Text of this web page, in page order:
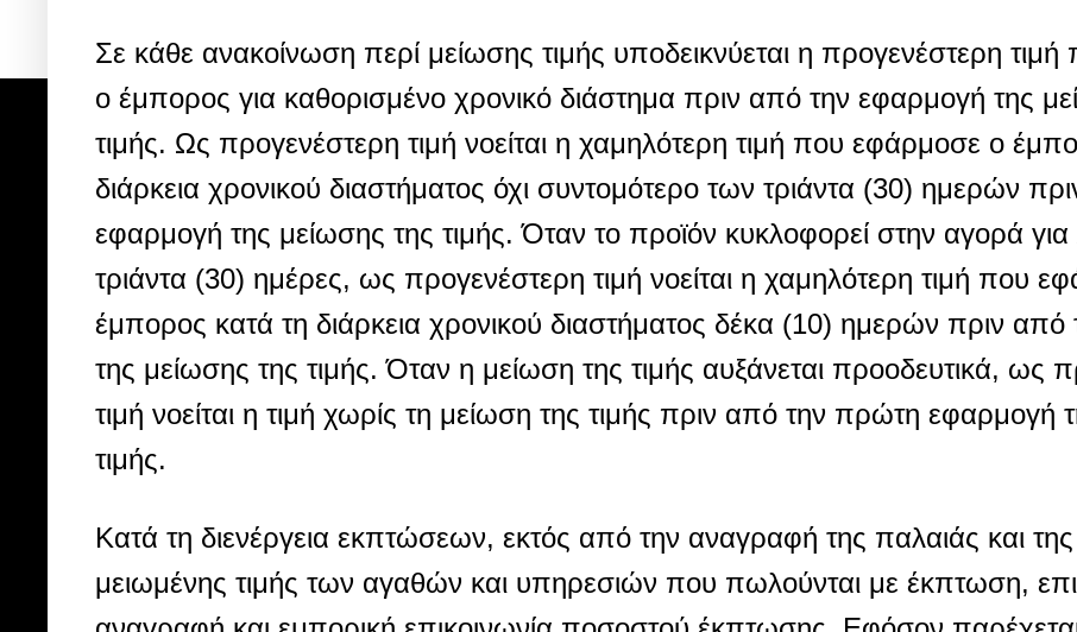
Σε κάθε ανακοίνωση περί μείωσης τιμής υποδεικνύεται η προγενέστερη
ο έμπορος για καθορισμένο χρονικό διάστημα πριν από την εφαρμογή της
τιμής. Ως προγενέστερη τιμή νοείται η χαμηλότερη τιμή που εφάρμοσε ο
διάρκεια χρονικού διαστήματος όχι συντομότερο των τριάντα (30) ημερών
εφαρμογή της μείωσης της τιμής. Όταν το προϊόν κυκλοφορεί στην αγορά για
τριάντα (30) ημέρες, ως προγενέστερη τιμή νοείται η χαμηλότερη τιμή που
έμπορος κατά τη διάρκεια χρονικού διαστήματος δέκα (10) ημερών πριν
της μείωσης της τιμής. Όταν η μείωση της τιμής αυξάνεται προοδευτικά, ως
τιμή νοείται η τιμή χωρίς τη μείωση της τιμής πριν από την πρώτη εφαρμογή
τιμής.
Κατά τη διενέργεια εκπτώσεων, εκτός από την αναγραφή της παλαιάς και
μειωμένης τιμής των αγαθών και υπηρεσιών που πωλούνται με έκπτωση,